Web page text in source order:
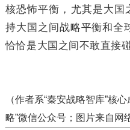
核恐怖平衡，尤其是大国
持大国之间战略平衡和全
恰恰是大国之间不敢直接
（作者系“秦安战略智库”核
略”微信公众号；图片来自网